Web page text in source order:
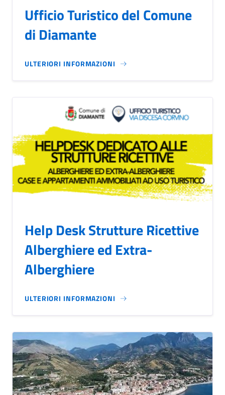
Ufficio Turistico del Comune
di Diamante
ULTERIORI INFORMAZIONI
Help Desk Strutture Ricettive
Alberghiere ed Extra-
Alberghiere
ULTERIORI INFORMAZIONI